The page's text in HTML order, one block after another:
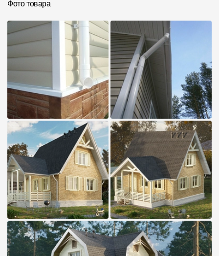
Фото товара